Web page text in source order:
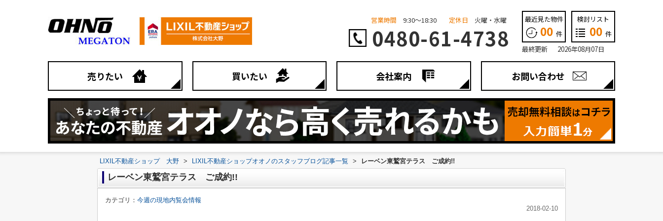
営業時間 9:30～18:30 定休日 火曜・水曜
0480-61-4738
最近見た物件
00 件
検討リスト
00 件
最終更新 2026年08月07日
売りたい 買いたい 会社案内 お問い合わせ
LIXIL不動産ショップ 大野 > LIXIL不動産ショップオオノのスタッフブログ記事一覧 > レーベン東鷲宮テラス ご成約!!
レーベン東鷲宮テラス ご成約!!
カテゴリ： 今週の現地内覧会情報
2018-02-10